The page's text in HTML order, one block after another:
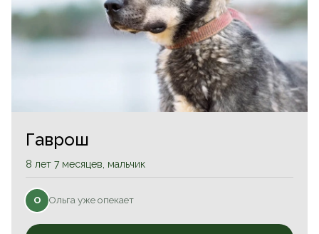
Гаврош
8 лет 7 месяцев, мальчик
О Ольга уже опекает